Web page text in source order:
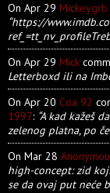
On Apr 29 Mickeygrb
“https://
On Apr 29 Mick
Letterboxd ili na
On Apr 20 Coa 92
1997: “A kad kažeš
zelenog platna, po
On Mar 28
high-concept: zid
se da ovaj put neće